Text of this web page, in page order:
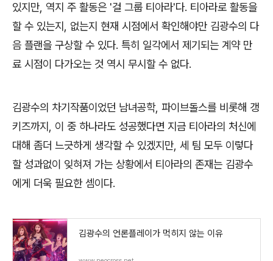
있지만, 역지 주 활동은 '걸 그룹 티아라'다. 티아라로 활동을
할 수 있는지, 없는지 현재 시점에서 확인해야만 김광수의 다
음 플랜을 구상할 수 있다. 특히 일각에서 제기되는 계약 만
료 시점이 다가오는 것 역시 무시할 수 없다.
김광수의 차기작품이었던 남녀공학, 파이브돌스를 비롯해 갱
키즈까지, 이 중 하나라도 성공했다면 지금 티아라의 처신에
대해 좀더 느긋하게 생각할 수 있겠지만, 세 팀 모두 이렇다
할 성과없이 잊혀져 가는 상황에서 티아라의 존재는 김광수
에게 더욱 필요한 셈이다.
김광수의 언론플레이가 먹히지 않는 이유